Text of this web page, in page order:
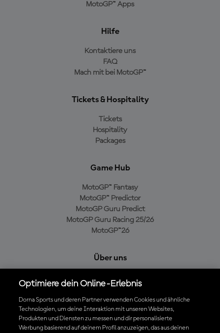
MotoGP™ Apps
Hilfe
Kontaktiere uns
FAQ
Mach mit bei MotoGP™
Tickets & Hospitality
Tickets
Hospitality
Packages
Game Hub
MotoGP™ Fantasy
MotoGP™ Predictor
MotoGP Guru Predict
MotoGP Guru Racing 25/26
MotoGP™26
Über uns
Cookie-Richtlinien
Geschäftsbedingungen
Datenschutzrichtlinien
Kaufrichtlinie
Optimiere dein Online-Erlebnis
Dorna Sports und deren Partner verwenden Cookies und ähnliche
Technologien, um deine Interaktion mit unseren Websites,
Produkten und Diensten zu messen und dir personalisierte
Werbung basierend auf deinem Profil anzuzeigen, das aus deinen